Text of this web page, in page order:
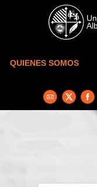
Skip to main content
QUIENES SOMOS